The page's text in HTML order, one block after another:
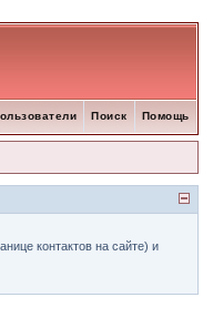
Помощь
Поиск
контактов на сайте) и